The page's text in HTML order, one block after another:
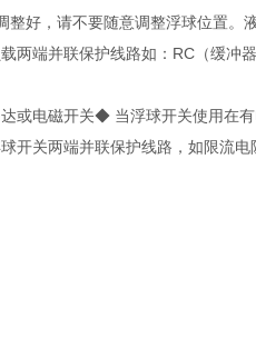
好，请不要随意调整浮球位置。
两端并联保护线路如：RC（缓冲
或电磁开关◆ 当浮球开关使用在
开关两端并联保护线路，如限流电